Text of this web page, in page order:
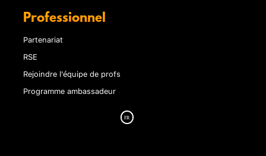
Professionnel
Partenariat
RSE
Rejoindre l'équipe de profs
Programme ambassadeur